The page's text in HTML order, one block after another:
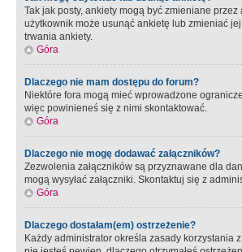
Tak jak posty, ankiety mogą być zmieniane
użytkownik może usunąć ankietę lub zmieniać
trwania ankiety.
Góra
Dlaczego nie mam dostępu do forum?
Niektóre fora mogą mieć wprowadzone
więc powinieneś się z nimi skontaktować.
Góra
Dlaczego nie mogę dodawać załączników?
Zezwolenia załączników są przyznawane dla
mogą wysyłać załączniki. Skontaktuj się z
Góra
Dlaczego dostałam(em) ostrzeżenie?
Każdy administrator określa zasady korzystania